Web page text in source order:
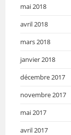
mai 2018
avril 2018
mars 2018
janvier 2018
décembre 2017
novembre 2017
mai 2017
avril 2017